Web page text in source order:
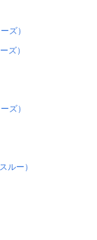
ズ）
ズ）
ズ）
ルー）